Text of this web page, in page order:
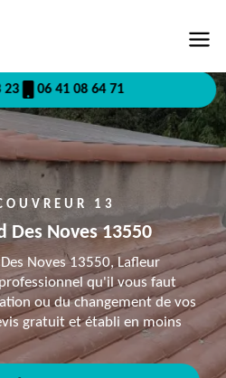
23 06 41 08 64 71
13
Des Noves 13550
Noves 13550, Lafleur
qu'il vous faut
ou du changement de vos
gratuit et établi en moins